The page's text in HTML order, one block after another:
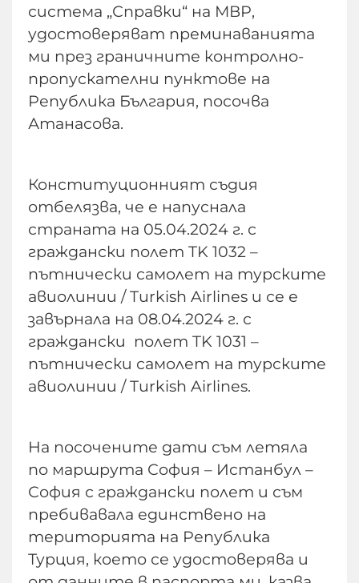
система „Справки“ на МВР,
удостоверяват преминаванията
ми през граничните контролно-
пропускателни пунктове на
Република България, посочва
Атанасова.
Конституционният съдия
отбелязва, че е напуснала
страната на 05.04.2024 г. с
граждански полет TK 1032 –
пътнически самолет на турските
авиолинии / Turkish Airlines и се е
завърнала на 08.04.2024 г. с
граждански полет TK 1031 –
пътнически самолет на турските
авиолинии / Turkish Airlines.
На посочените дати съм летяла
по маршрута София – Истанбул –
София с граждански полет и съм
пребивавала единствено на
територията на Република
Турция, което се удостоверява и